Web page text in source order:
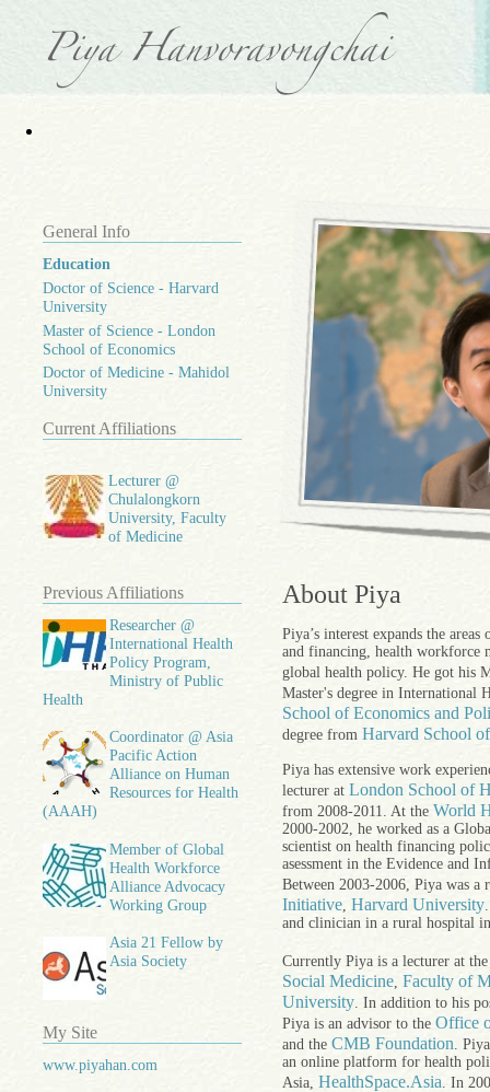
General Info
Education
Doctor of Science - Harvard
University
Master of Science - London
School of Economics
Doctor of Medicine - Mahidol
University
Current Affiliations
Lecturer @
Chulalongkorn
University, Faculty
of Medicine
Previous Affiliations
Researcher @
International Health
Policy Program,
Ministry of Public
Health
Coordinator @ Asia
Pacific Action
Alliance on Human
Resources for Health
(AAAH)
Member of Global
Health Workforce
Alliance Advocacy
Working Group
Asia 21 Fellow by
Asia Society
My Site
www.piyahan.com
About Piya
Piya’s interest expands the
and financing, health workforce
global health policy. He got his
Master's degree in International
School of Economics and
degree from Harvard School
Piya has extensive work
lecturer at London School of
from 2008-2011. At the World
2000-2002, he worked as a
scientist on health financing
asessment in the Evidence and
Between 2003-2006, Piya was a
Initiative, Harvard University
and clinician in a rural hospital
Currently Piya is a lecturer at
Social Medicine, Faculty of
University. In addition to his
Piya is an advisor to the Office
and the CMB Foundation.
an online platform for health
Asia, HealthSpace.Asia. In